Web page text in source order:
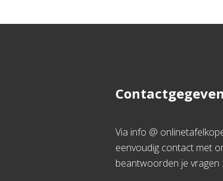
Via info @
eenvoudig contact met
beantwoorden je vragen